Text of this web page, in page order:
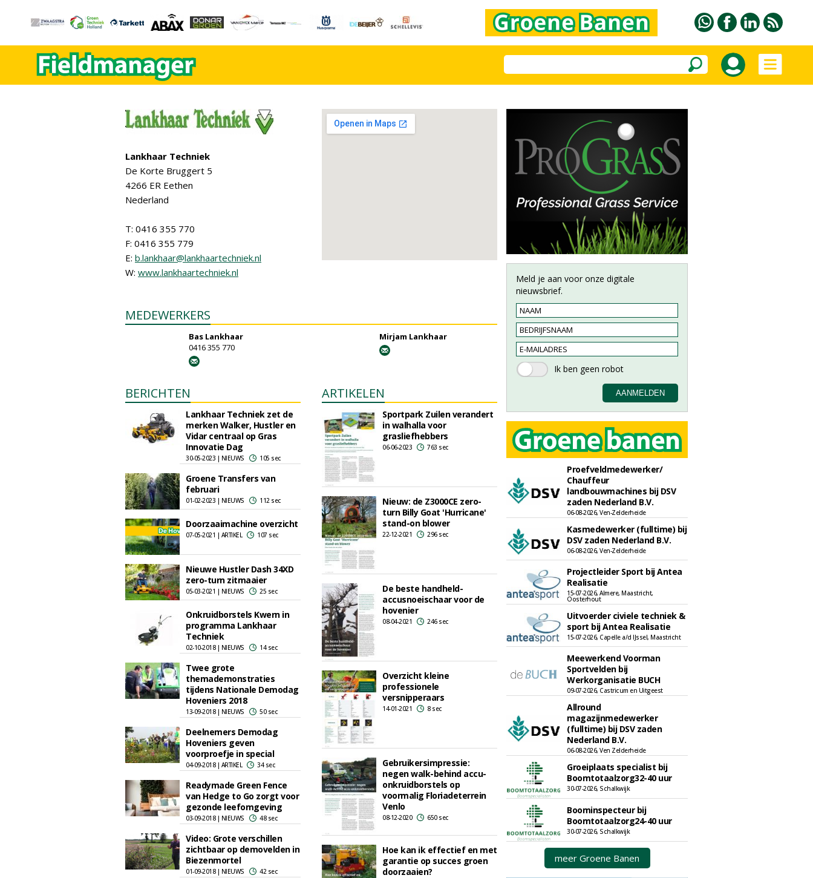
Lankhaar Techniek
De Korte Bruggert 5
4266 ER Eethen
Nederland
T: 0416 355 770
F: 0416 355 779
E: b.lankhaar@lankhaartechniek.nl
W: www.lankhaartechniek.nl
MEDEWERKERS
Bas Lankhaar
0416 355 770
Mirjam Lankhaar
BERICHTEN
Lankhaar Techniek zet de
merken Walker, Hustler en
Vidar centraal op Gras
Innovatie Dag
30-05-2023 | NIEUWS 105 sec
Groene Transfers van
februari
01-02-2023 | NIEUWS 112 sec
Doorzaaimachine overzicht
07-05-2021 | ARTIKEL 107 sec
Nieuwe Hustler Dash 34XD
zero-turn zitmaaier
05-03-2021 | NIEUWS 25 sec
Onkruidborstels Kwern in
programma Lankhaar
Techniek
02-10-2018 | NIEUWS 14 sec
Twee grote
themademonstraties
tijdens Nationale Demodag
Hoveniers 2018
13-09-2018 | NIEUWS 50 sec
Deelnemers Demodag
Hoveniers geven
voorproefje in special
04-09-2018 | ARTIKEL 34 sec
Readymade Green Fence
van Hedge to Go zorgt voor
gezonde leefomgeving
03-09-2018 | NIEUWS 48 sec
Video: Grote verschillen
zichtbaar op demovelden in
Biezenmortel
01-09-2018 | NIEUWS 42 sec
ARTIKELEN
Sportpark Zuilen verandert
in walhalla voor
grasliefhebbers
06-06-2023 763 sec
Nieuw: de Z3000CE zero-
turn Billy Goat 'Hurricane'
stand-on blower
22-12-2021 296 sec
De beste handheld-
accusnoeischaar voor de
hovenier
08-04-2021 246 sec
Overzicht kleine
professionele
versnipperaars
14-01-2021 8 sec
Gebruikersimpressie:
negen walk-behind accu-
onkruidborstels op
voormalig Floriadeterrein
Venlo
08-12-2020 650 sec
Hoe kan ik effectief en met
garantie op succes groen
doorzaaien?
Meld je aan voor onze digitale
nieuwsbrief.
Proefveldmedewerker/
Chauffeur
landbouwmachines bij DSV
zaden Nederland B.V.
06-08-2026, Ven-Zelderheide
Kasmedewerker (fulltime) bij
DSV zaden Nederland B.V.
06-08-2026, Ven-Zelderheide
Projectleider Sport bij Antea
Realisatie
15-07-2026, Almere, Maastricht,
Oosterhout
Uitvoerder civiele techniek &
sport bij Antea Realisatie
15-07-2026, Capelle a/d IJssel, Maastricht
Meewerkend Voorman
Sportvelden bij
Werkorganisatie BUCH
09-07-2026, Castricum en Uitgeest
Allround
magazijnmedewerker
(fulltime) bij DSV zaden
Nederland B.V.
06-08-2026, Ven Zelderheide
Groeiplaats specialist bij
Boomtotaalzorg32-40 uur
30-07-2026, Schalkwijk
Boominspecteur bij
Boomtotaalzorg24-40 uur
30-07-2026, Schalkwijk
meer Groene Banen